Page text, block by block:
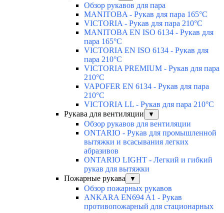
Обзор рукавов для пара
MANITOBA - Рукав для пара 165°C
VICTORIA - Рукав для пара 210°C
MANITOBA EN ISO 6134 - Рукав для
пара 165°C
VICTORIA EN ISO 6134 - Рукав для
пара 210°C
VICTORIA PREMIUM - Рукав для пара
210°C
VAPOFER EN 6134 - Рукав для пара
210°C
VICTORIA LL - Рукав для пара 210°C
Рукава для вентиляции
▼
Обзор рукавов для вентиляции
ONTARIO - Рукав для промышленной
вытяжки и всасывания легких
абразивов
ONTARIO LIGHT - Легкий и гибкий
рукав для вытяжки
Пожарные рукава
▼
Обзор пожарных рукавов
ANKARA EN694 A1 - Рукав
противопожарный для стационарных